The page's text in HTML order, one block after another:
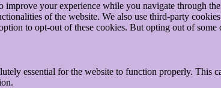
improve your experience while you navigate through
of the website. We also use third-party
to opt-out of these cookies. But opting out of
essential for the website to function properly. This